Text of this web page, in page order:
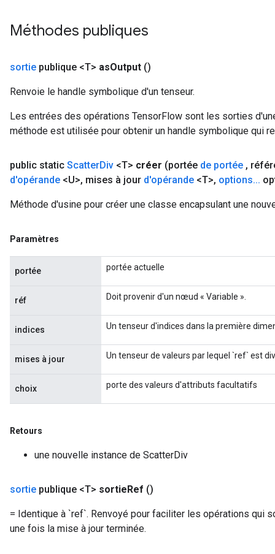
Méthodes publiques
sortie publique <T> asOutput ()
Renvoie le handle symbolique d'un tenseur.
Les entrées des opérations TensorFlow sont les sorties
méthode est utilisée pour obtenir un handle symbolique qui
public static ScatterDiv <T> créer (portée de portée ,
d'opérande <U>, mises à jour d'opérande <T>, options...
Méthode d'usine pour créer une classe encapsulant une
Paramètres
portée portée actuelle
réf Doit provenir d'un nœud « Variable ».
indices Un tenseur d'indices dans la première
mises à jour Un tenseur de valeurs par lequel `ref` est
choix porte des valeurs d'attributs facultatifs
Retours
une nouvelle instance de ScatterDiv
sortie publique <T> sortieRef ()
= Identique à `ref`. Renvoyé pour faciliter les opérations qui
une fois la mise à jour terminée.